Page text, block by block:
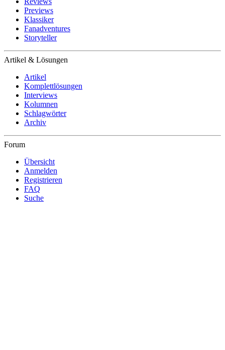
Previews
Klassiker
Fanadventures
Storyteller
Artikel & Lösungen
Artikel
Komplettlösungen
Interviews
Kolumnen
Schlagwörter
Archiv
Forum
Übersicht
Anmelden
Registrieren
FAQ
Suche